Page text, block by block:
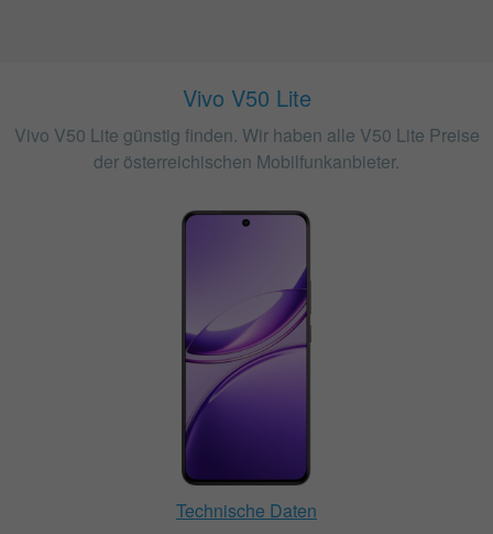
Vivo V50 Lite
Vivo V50 Lite günstig finden. Wir haben alle V50 Lite Preise
der österreichischen Mobilfunkanbieter.
Technische Daten